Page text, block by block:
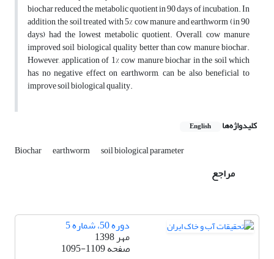
biochar reduced the metabolic quotient in 90 days of incubation. In
addition, the soil treated with 5% cow manure and earthworm (in 90
days) had the lowest metabolic quotient. Overall, cow manure
improved soil biological quality better than cow manure biochar.
However, application of 1% cow manure biochar in the soil which
has no negative effect on earthworm, can be also beneficial to
improve soil biological quality.
کلیدواژه‌ها English
Biochar earthworm soil biological parameter
مراجع
دوره 50، شماره 5
مهر 1398
صفحه1095-1109